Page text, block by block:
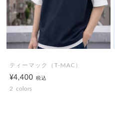
ティーマック（T-MAC）
¥4,400税込
2 colors